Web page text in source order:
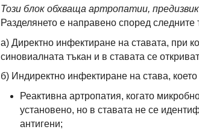
Този блок обхваща артропатии,
Разделянето е направено според следните
а) Директно инфектиране на ставата, при
синовиалната тъкан и в ставата се
б) Индиректно инфектиране на става,
Реактивна артропатия, когато
установено, но в ставата не се
антигени;